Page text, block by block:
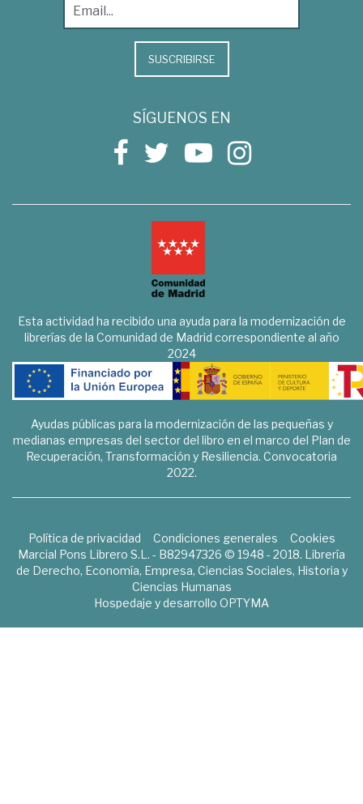
SUSCRIBIRSE
SÍGUENOS EN
Esta actividad ha recibido una ayuda para la modernización de
librerías de la Comunidad de Madrid correspondiente al año
2024
Ayudas públicas para la modernización de las pequeñas y
medianas empresas del sector del libro en el marco del Plan de
Recuperación, Transformación y Resiliencia. Convocatoria
2022.
Política de privacidad Condiciones generales
Cookies
Marcial Pons Librero S.L. - B82947326 © 1948 - 2018. Librería
de Derecho, Economía, Empresa, Ciencias Sociales, Historia y
Ciencias Humanas
Hospedaje y desarrollo OPTYMA